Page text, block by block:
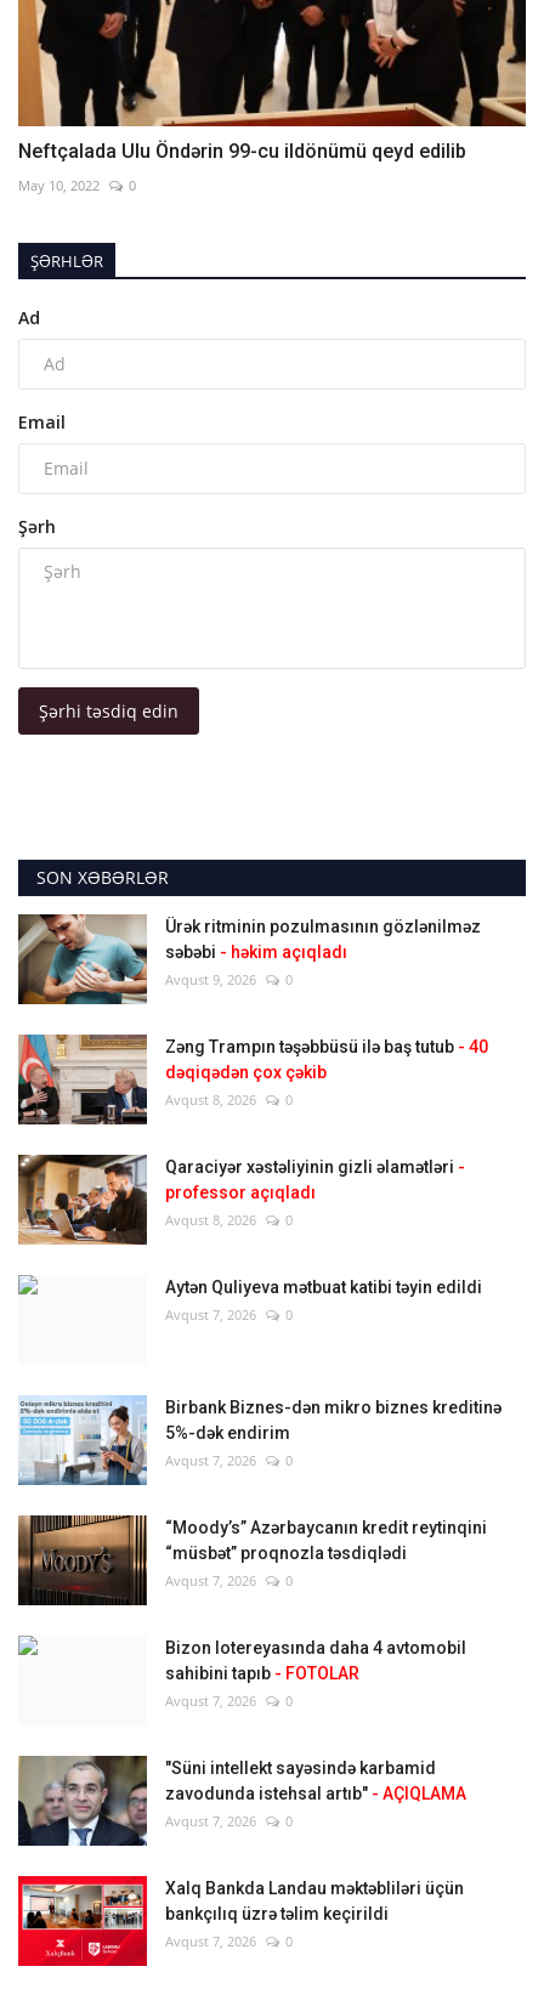
Neftçalada Ulu Öndərin 99-cu ildönümü qeyd edilib
May 10, 2022 0
ŞƏRHLƏR
Ad
Email
Şərh
Şərhi təsdiq edin
SON XƏBƏRLƏR
Ürək ritminin pozulmasının gözlənilməz
səbəbi - həkim açıqladı
Avqust 9, 2026 0
Zəng Trampın təşəbbüsü ilə baş tutub - 40
dəqiqədən çox çəkib
Avqust 8, 2026 0
Qaraciyər xəstəliyinin gizli əlamətləri -
professor açıqladı
Avqust 8, 2026 0
Aytən Quliyeva mətbuat katibi təyin edildi
Avqust 7, 2026 0
Birbank Biznes-dən mikro biznes kreditinə
5%-dək endirim
Avqust 7, 2026 0
“Moody’s” Azərbaycanın kredit reytinqini
“müsbət” proqnozla təsdiqlədi
Avqust 7, 2026 0
Bizon lotereyasında daha 4 avtomobil
sahibini tapıb - FOTOLAR
Avqust 7, 2026 0
"Süni intellekt sayəsində karbamid
zavodunda istehsal artıb" - AÇIQLAMA
Avqust 7, 2026 0
Xalq Bankda Landau məktəbliləri üçün
bankçılıq üzrə təlim keçirildi
Avqust 7, 2026 0